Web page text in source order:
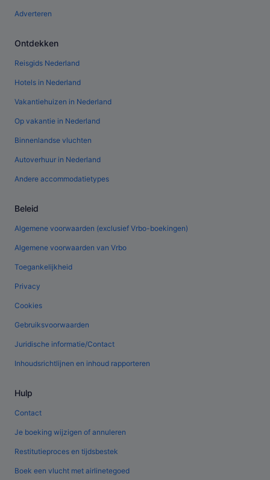
Adverteren
Ontdekken
Reisgids Nederland
Hotels in Nederland
Vakantiehuizen in Nederland
Op vakantie in Nederland
Binnenlandse vluchten
Autoverhuur in Nederland
Andere accommodatietypes
Beleid
Algemene voorwaarden (exclusief Vrbo-boekingen)
Algemene voorwaarden van Vrbo
Toegankelijkheid
Privacy
Cookies
Gebruiksvoorwaarden
Juridische informatie/Contact
Inhoudsrichtlijnen en inhoud rapporteren
Hulp
Contact
Je boeking wijzigen of annuleren
Restitutieproces en tijdsbestek
Boek een vlucht met airlinetegoed